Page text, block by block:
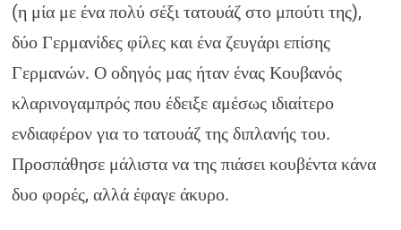
(η μία με ένα πολύ σέξι τατουάζ στο μπούτι της),
δύο Γερμανίδες φίλες και ένα ζευγάρι επίσης
Γερμανών. Ο οδηγός μας ήταν ένας Κουβανός
κλαρινογαμπρός που έδειξε αμέσως ιδιαίτερο
ενδιαφέρον για το τατουάζ της διπλανής του.
Προσπάθησε μάλιστα να της πιάσει κουβέντα κάνα
δυο φορές, αλλά έφαγε άκυρο.